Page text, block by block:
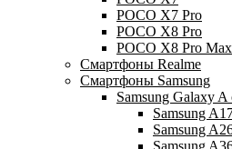
POCO X7 Pro
POCO X8 Pro
POCO X8 Pro Max
Смартфоны Realme
Смартфоны Samsung
Samsung Galaxy A
Samsung
Samsung